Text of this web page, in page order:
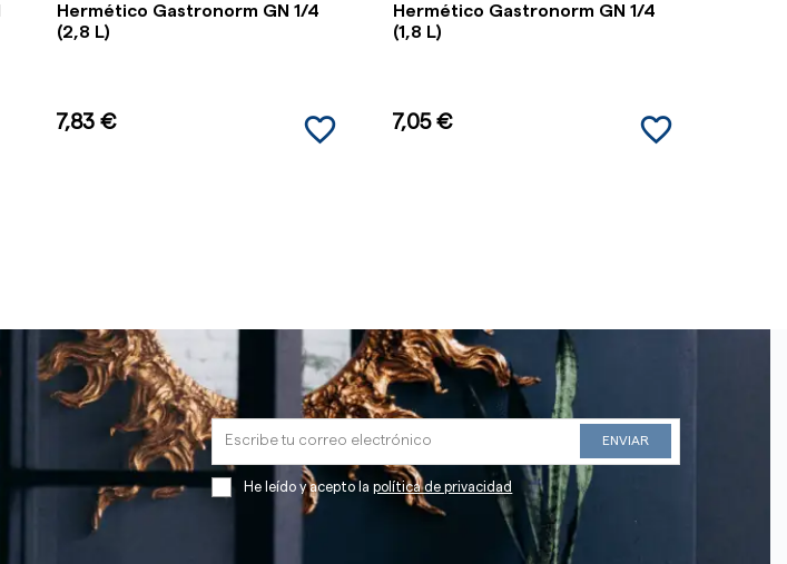
Hermético Gastronorm GN 1/4
(2,8 L)
7,83 € favorite_border
Hermético Gastronorm GN 1/4
(1,8 L)
7,05 € favorite_border
He leído y acepto lapolítica de privacidad